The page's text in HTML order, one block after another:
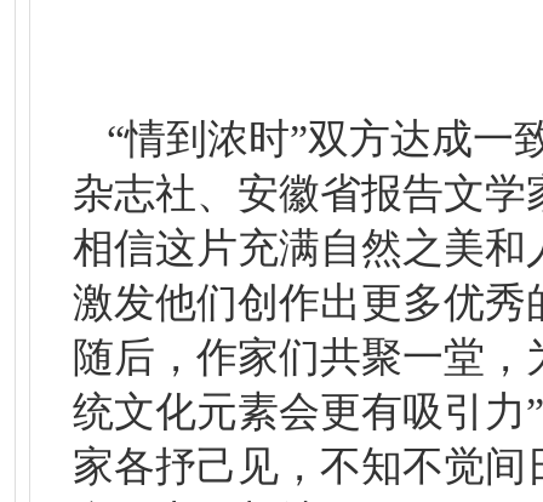
“情到浓时”双方达成一
杂志社、安徽省报告文
相信这片充满自然之美
激发他们创作出更多优
随后，作家们共聚一堂
统文化元素会更有吸引力
家各抒己见，不知不觉